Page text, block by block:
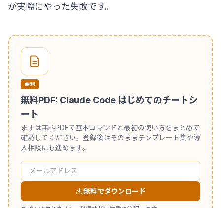
が実際にやった失敗です。
無料
無料PDF: Claude Code はじめてのチートシ
ート
まずは無料PDFで基本コマンドと最初の使い方をまとめて
確認してください。登録後はそのままテンプレート集や導
入相談にも進めます。
無料でダウンロード